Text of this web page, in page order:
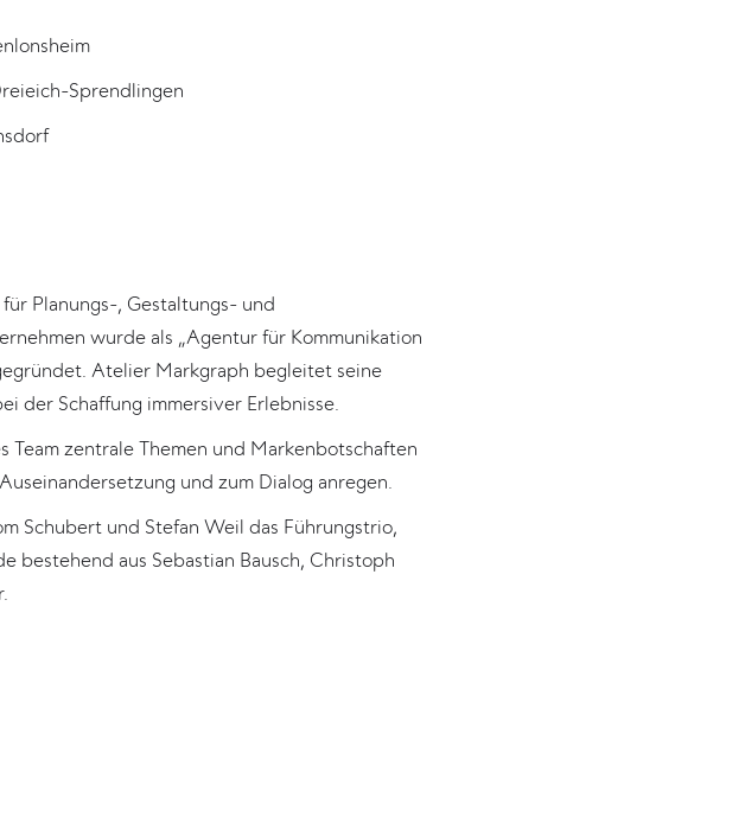
Sprendlingen
Planungs-, Gestaltungs- und
wurde als „Agentur für Kommunikation
Atelier Markgraph begleitet seine
der Schaffung immersiver Erlebnisse.
zentrale Themen und Markenbotschaften
und zum Dialog anregen.
Schubert und Stefan Weil das Führungstrio,
bestehend aus Sebastian Bausch, Christoph